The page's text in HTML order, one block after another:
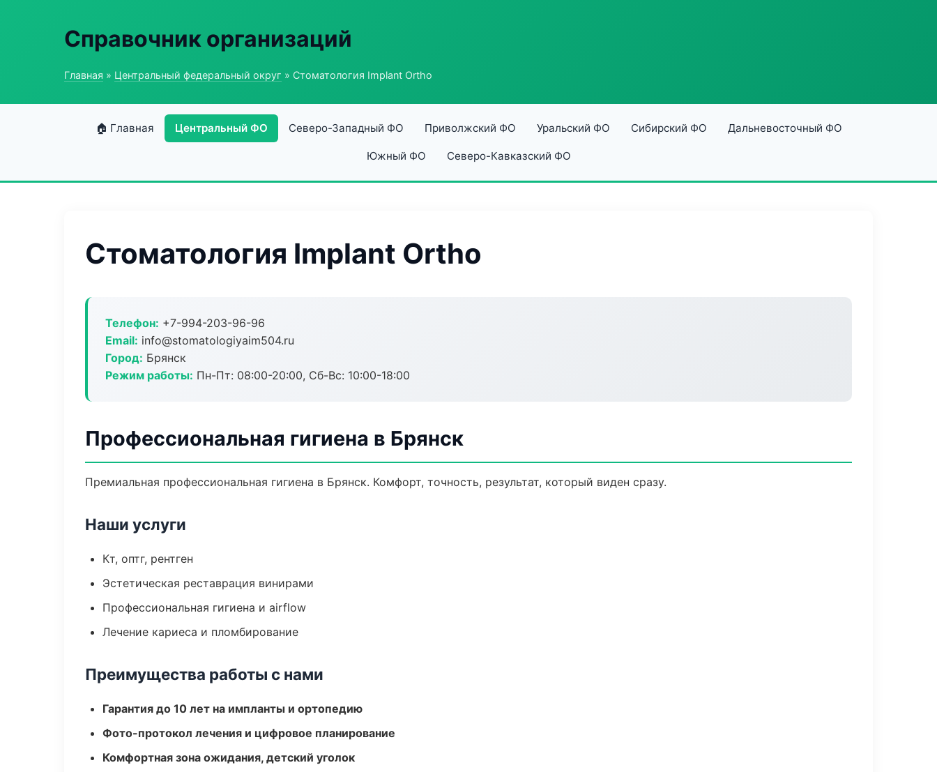
Справочник организаций
Главная » Центральный федеральный округ » Стоматология Implant Ortho
🏠 Главная Центральный ФО Северо-Западный ФО Приволжский ФО Уральский ФО Сибирский ФО Дальневосточный ФО
Южный ФО Северо-Кавказский ФО
Стоматология Implant Ortho
Телефон: +7-994-203-96-96
Email: info@stomatologiyaim504.ru
Город: Брянск
Режим работы: Пн-Пт: 08:00-20:00, Сб-Вс: 10:00-18:00
Профессиональная гигиена в Брянск
Премиальная профессиональная гигиена в Брянск. Комфорт, точность, результат, который виден сразу.
Наши услуги
Кт, оптг, рентген
Эстетическая реставрация винирами
Профессиональная гигиена и airflow
Лечение кариеса и пломбирование
Преимущества работы с нами
Гарантия до 10 лет на импланты и ортопедию
Фото-протокол лечения и цифровое планирование
Комфортная зона ожидания, детский уголок